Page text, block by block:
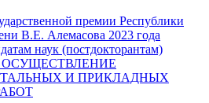
премии Республики
В.Е. Алемасова 2023 года
наук (постдокторантам)
И ПРИКЛАДНЫХ